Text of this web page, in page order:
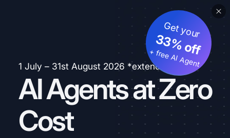
1 July – 31st August 2026 *extended
AI Agents at Zero
Cost
Get your
33% off
+ free AI Agent